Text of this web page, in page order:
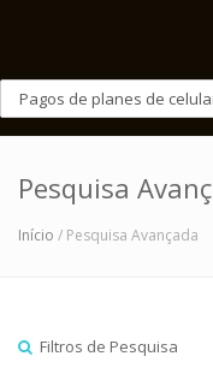
Pesquisa
Início / Pesquisa Avançada
Filtros de Pesquisa